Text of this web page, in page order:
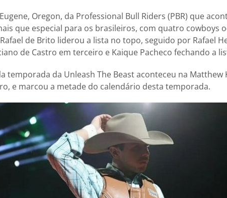
Oregon, da Professional Bull Riders (PBR) que
que especial para os brasileiros, com quatro cowboys
de Brito liderou a lista no topo, seguido por Rafael
de Castro em terceiro e Kaique Pacheco fechando a
temporada da Unleash The Beast aconteceu na Matthew
e marcou a metade do calendário desta temporada.